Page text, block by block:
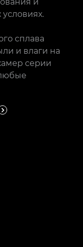
сплава
и влаги на
серии
